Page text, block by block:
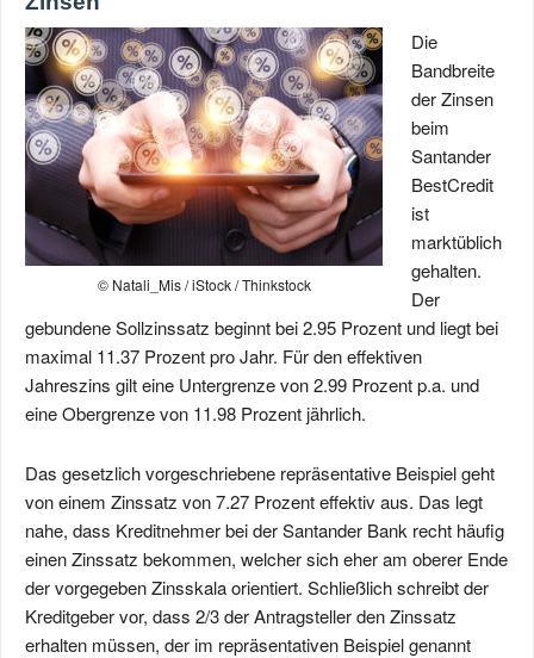
© Natali_Mis / iStock / Thinkstock
Die
Bandbreite
der Zinsen
beim
Santander
BestCredit
ist
marktüblich
gehalten.
Der
gebundene Sollzinssatz beginnt bei 2.95 Prozent und liegt bei
maximal 11.37 Prozent pro Jahr. Für den effektiven
Jahreszins gilt eine Untergrenze von 2.99 Prozent p.a. und
eine Obergrenze von 11.98 Prozent jährlich.
Das gesetzlich vorgeschriebene repräsentative Beispiel geht
von einem Zinssatz von 7.27 Prozent effektiv aus. Das legt
nahe, dass Kreditnehmer bei der Santander Bank recht häufig
einen Zinssatz bekommen, welcher sich eher am oberer Ende
der vorgegeben Zinsskala orientiert. Schließlich schreibt der
Kreditgeber vor, dass 2/3 der Antragsteller den Zinssatz
erhalten müssen, der im repräsentativen Beispiel genannt